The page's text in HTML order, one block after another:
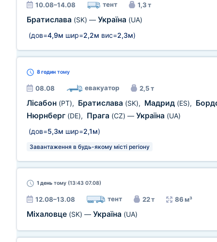
10.08–14.08 тент 1,3 т
Братислава (SK) — Україна (UA)
(дов=4,9м шир=2,2м вис=2,3м)
8 годин тому
08.08 евакуатор 2,5 т
Лісабон (PT), Братислава (SK), Мадрид (ES),
Нюрнберг (DE), Прага (CZ) — Україна (UA)
(дов=5,3м шир=2,1м)
Завантаження в будь-якому місті регіону
1 день тому (13:43 07.08)
12.08–13.08 тент 22 т 86 м³
Міхаловце (SK) — Україна (UA)